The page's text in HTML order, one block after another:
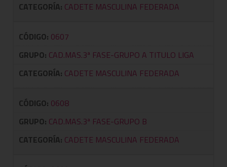
CATEGORÍA: CADETE MASCULINA FEDERADA
CÓDIGO: 0607
GRUPO: CAD.MAS.3ª FASE-GRUPO A TITULO LIGA
CATEGORÍA: CADETE MASCULINA FEDERADA
CÓDIGO: 0608
GRUPO: CAD.MAS.3ª FASE-GRUPO B
CATEGORÍA: CADETE MASCULINA FEDERADA